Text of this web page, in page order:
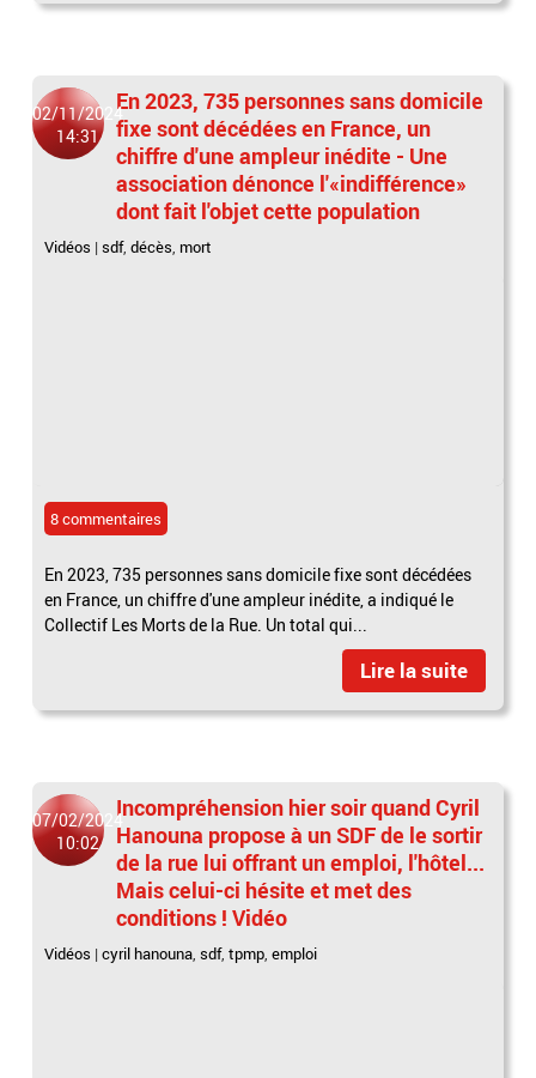
02/11/2024
14:31
En 2023, 735 personnes sans domicile
fixe sont décédées en France, un
chiffre d'une ampleur inédite - Une
association dénonce l'«indifférence»
dont fait l'objet cette population
Vidéos |sdf,décès, mort
8 commentaires
En 2023, 735 personnes sans domicile fixe sont décédées
en France, un chiffre d'une ampleur inédite, a indiqué le
Collectif Les Morts de la Rue. Un total qui...
Lire la suite
07/02/2024
10:02
Incompréhension hier soir quand Cyril
Hanouna propose à un SDF de le sortir
de la rue lui offrant un emploi, l'hôtel...
Mais celui-ci hésite et met des
conditions ! Vidéo
Vidéos |cyril hanouna,sdf,tpmp,emploi